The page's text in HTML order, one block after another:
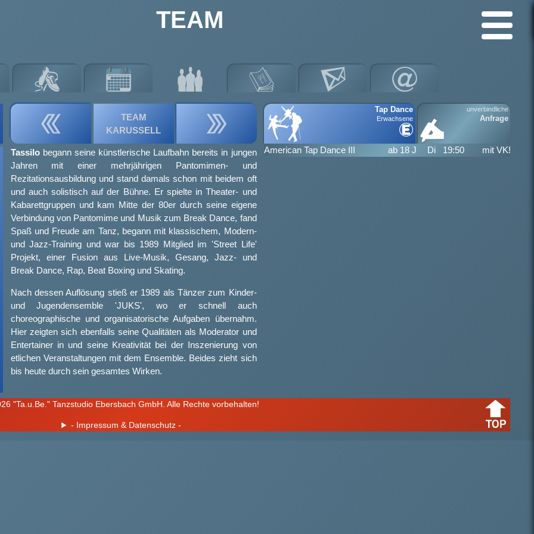
TEAM
TEAM
KARUSSELL
Tassilobegann seine künstlerische Laufbahn bereits in jungen
Jahren mit einer mehrjährigen Pantomimen- und
Rezitationsausbildung und stand damals schon mit beidem oft
und auch solistisch auf der Bühne. Er spielte in Theater- und
Kabarettgruppen und kam Mitte der 80er durch seine eigene
Verbindung von Pantomime und Musik zum Break Dance, fand
Spaß und Freude am Tanz, begann mit klassischem, Modern-
und Jazz-Training und war bis 1989 Mitglied im 'Street Life'
Projekt, einer Fusion aus Live-Musik, Gesang, Jazz- und
Break Dance, Rap, Beat Boxing und Skating.
Nach dessen Auflösung stieß er 1989 als Tänzer zum Kinder-
und Jugendensemble 'JUKS', wo er schnell auch
choreographische und organisatorische Aufgaben übernahm.
Hier zeigten sich ebenfalls seine Qualitäten als Moderator und
Entertainer in und seine Kreativität bei der Inszenierung von
etlichen Veranstaltungen mit dem Ensemble. Beides zieht sich
bis heute durch sein gesamtes Wirken.
seinen Lehrern zählten seit dem u.a. Brenda Buffalino, Victor
Weber. Durch seine Leidenschaft für das Metier und seinen
Tap Dance
Erwachsene
unverbindliche
Anfrage
American Tap Dance III ab ­18 J Di 19:50 mit VK!
"Ta.u.Be." Tanzstudio Ebersbach GmbH. Alle Rechte vorbehalten!
- Impressum & Datenschutz -